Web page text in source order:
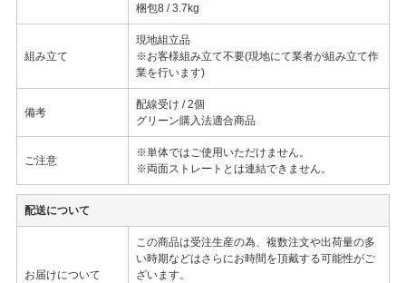
梱包8 / 3.7kg
組み立て
現地組立品
※お客様組み立て不要(現地にて業者が組み立て作
業を行います)
備考
配線受け / 2個
グリーン購入法適合商品
ご注意
※単体ではご使用いただけません。
※両面ストレートとは連結できません。
配送について
お届けについて
この商品は受注生産の為、複数注文や出荷量の多
い時期などはさらにお時間を頂戴する可能性がご
ざいます。